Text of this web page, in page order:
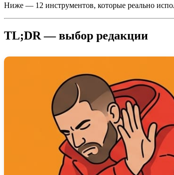
Ниже — 12 инструментов, которые реально
TL;DR — выбор редакции